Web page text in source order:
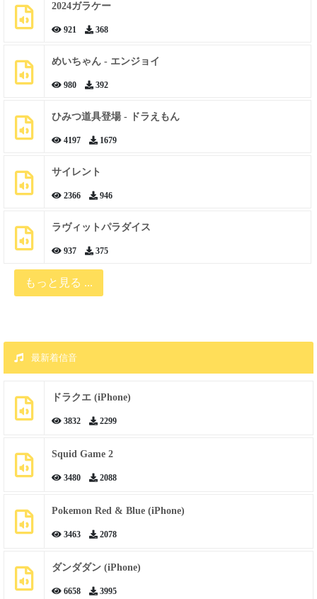
2024ガラケー
921 368
めいちゃん - エンジョイ
980 392
ひみつ道具登場 - ドラえもん
4197 1679
サイレント
2366 946
ラヴィットパラダイス
937 375
もっと見る ...
最新着信音
ドラクエ (iPhone)
3832 2299
Squid Game 2
3480 2088
Pokemon Red & Blue (iPhone)
3463 2078
ダンダダン (iPhone)
6658 3995